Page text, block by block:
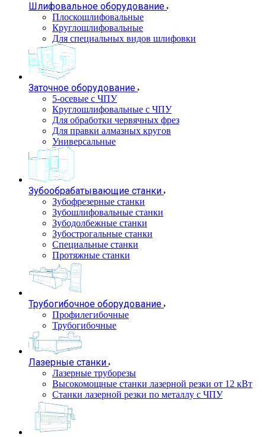
Шлифовальное оборудование
Плоскошлифовальные
Круглошлифовальные
Для специальных видов шлифовки
Заточное оборудование
5-осевые с ЧПУ
Круглошлифовальные с ЧПУ
Для обработки червячных фрез
Для правки алмазных кругов
Универсальные
Зубообрабатывающие станки
Зубофрезерные станки
Зубошлифовальные станки
Зубодолбежные станки
Зубострогальные станки
Специальные станки
Протяжные станки
Трубогибочное оборудование
Профилегибочные
Трубогибочные
Лазерные станки
Лазерные труборезы
Высокомощные станки лазерной резки от 12 кВт
Станки лазерной резки по металлу с ЧПУ